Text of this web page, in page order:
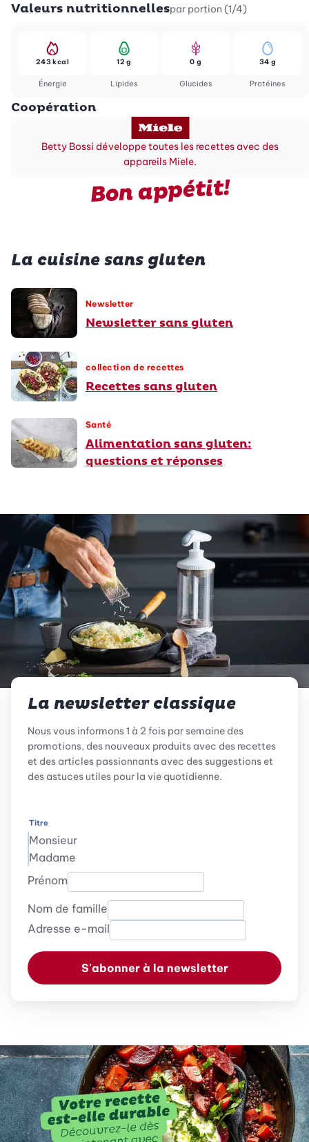
Valeurs nutritionnellespar portion (1/4)
Énergie
243 kcal
Lipides
12 g
Glucides
0 g
Protéines
34 g
Coopération
Betty Bossi développe toutes les recettes avec des
appareils Miele.
Bon appétit!
La cuisine sans gluten
Newsletter
Newsletter sans gluten
collection de recettes
Recettes sans gluten
Santé
Alimentation sans gluten:
questions et réponses
La newsletter classique
Nous vous informons 1 à 2 fois par semaine des
promotions, des nouveaux produits avec des recettes
et des articles passionnants avec des suggestions et
des astuces utiles pour la vie quotidienne.
Titre
Monsieur
Madame
Prénom
Nom de famille
Adresse e-mail
S'abonner à la newsletter